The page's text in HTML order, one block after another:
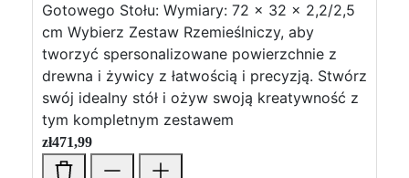
Gotowego Stołu: Wymiary: 72 x 32 x 2,2/2,5
cm Wybierz Zestaw Rzemieślniczy, aby
tworzyć spersonalizowane powierzchnie z
drewna i żywicy z łatwością i precyzją. Stwórz
swój idealny stół i ożyw swoją kreatywność z
tym kompletnym zestawem
zł471,99